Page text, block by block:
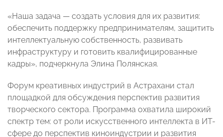
«Наша задача — создать условия для их развития:
обеспечить поддержку предпринимателям, защитить
интеллектуальную собственность, развивать
инфраструктуру и готовить квалифицированные
кадры», подчеркнула Элина Полянская.
Форум креативных индустрий в Астрахани стал
площадкой для обсуждения перспектив развития
творческого сектора. Программа охватила широкий
спектр тем: от роли искусственного интеллекта в ИТ-
сфере до перспектив киноиндустрии и развития